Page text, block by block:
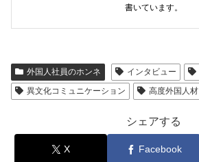
書いています。
外国人社員のホンネ インタビュー
異文化コミュニケーション
高度外国人材
シェアする
X Facebook